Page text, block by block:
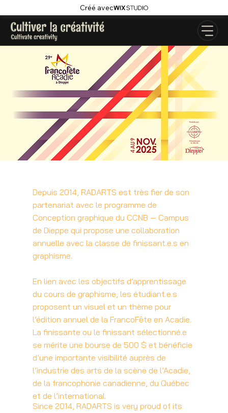
Créé avec
Depuis 2014, RADARTS est très fier de son
partenariat avec le programme de
Conception graphique du CCNB — Campus
de Dieppe qui propose une collaboration
annuelle avec la classe de finissant.e.s en
graphisme.
En lien avec les objectifs d’apprentissage
du cours de graphisme, les étudiant.e.s
proposent un visuel et un thème pour
l’édition annuel de la FrancoFête en Acadie.
La finissante ou le finissant sélectionné.e
se mérite une bourse de 500 $ et bénéficie
d’une importante visibilité auprès de
l’industrie des arts de la scène de l’Acadie,
de la francophonie canadienne, du Québec
et de l’international.
Since 2014, RADARTS is very proud of its